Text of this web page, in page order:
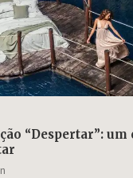
“Despertar”: um